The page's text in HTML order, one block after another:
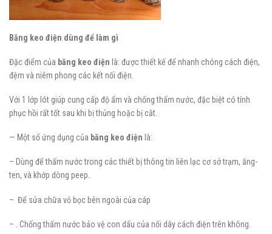
Băng keo điện dùng để làm gì
Đặc điểm của băng keo điện là: được thiết kế để nhanh chóng cách điện,
đệm và niêm phong các kết nối điện.
Với 1 lớp lót giúp cung cấp độ ẩm và chống thấm nước, đặc biệt có tính
phục hồi rất tốt sau khi bị thủng hoặc bị cắt.
— Một số ứng dụng của băng keo điện là:
– Dùng để thấm nước trong các thiết bị thông tin liên lạc cơ sở trạm, ăng-
ten, và khớp dòng peep.
– Để sửa chữa vỏ bọc bên ngoài của cáp
– . Chống thấm nước bảo vệ con dấu của nối dây cách điện trên không.